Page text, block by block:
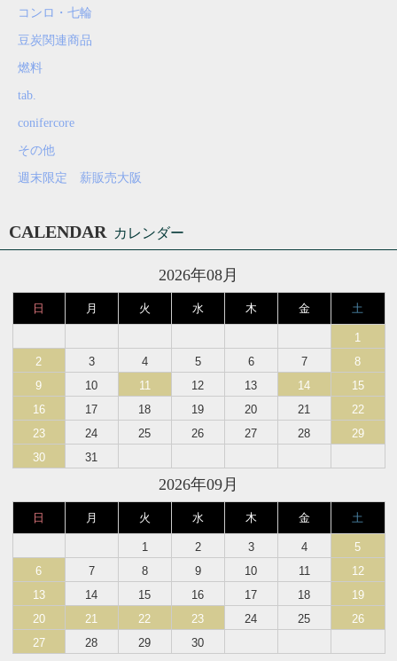
コンロ・七輪
豆炭関連商品
燃料
tab.
conifercore
その他
週末限定 薪販売大阪
CALENDAR カレンダー
2026年08月
日 月 火 水 木 金 土
1
2
3 4 5 6 7
8
9
10 11 12 13 14
15
16
17 18 19 20 21
22
23
24 25 26 27 28
29
30
31
2026年09月
日 月 火 水 木 金 土
1 2 3 4
5
6
7 8 9 10 11
12
13
14 15 16 17 18
19
20
21 22 23 24 25
26
27
28 29 30